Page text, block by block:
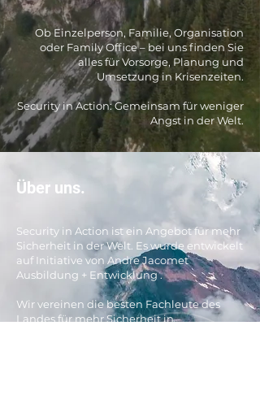
Ob Einzelperson, Familie, Organisation
oder Family Office – bei uns finden Sie
alles für Vorsorge, Planung und
Umsetzung in Krisenzeiten.
Security in Action: Gemeinsam für weniger
Angst in der Welt.
Über uns.
Security in Action ist ein Angebot für mehr
Sicherheit in der Welt. Es wurde entwickelt
auf Initiative von Andre Jacomet
Ausbildung + Entwicklung .
Wir vereinen die besten Fachleute des
Landes für mehr Sicherheit in